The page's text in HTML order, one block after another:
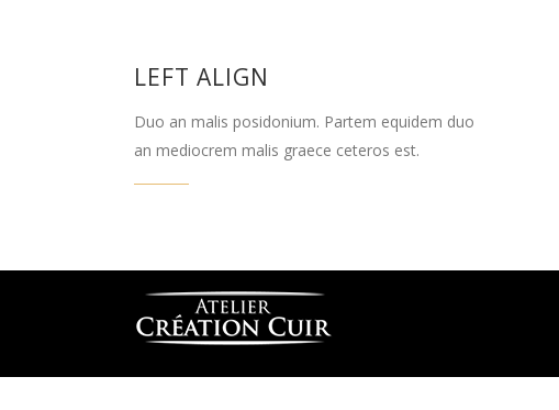
LEFT ALIGN
Duo an malis posidonium. Partem equidem duo
an mediocrem malis graece ceteros est.